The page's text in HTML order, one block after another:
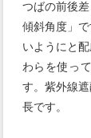
つばの前後
傾斜角度」
いようにと
わらを使っ
す。紫外線
長です。